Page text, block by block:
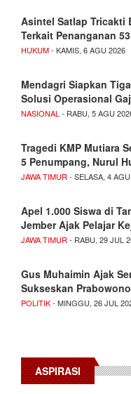
Asintel Satlap Tricakti
Terkait Penanganan
HUKUM- KAMIS, 6 AGU 2026
Mendagri Siapkan
Solusi Operasional
NASIONAL- RABU, 5 AGU
Tragedi KMP Mutiara
5 Penumpang, Nurul
JAWA TIMUR- SELASA, 4
Apel 1.000 Siswa di
Jember Ajak Pelajar
JAWA TIMUR- RABU, 29 JUL
Gus Muhaimin Ajak
Sukseskan
POLITIK- MINGGU, 26 JUL
ASPIRASI